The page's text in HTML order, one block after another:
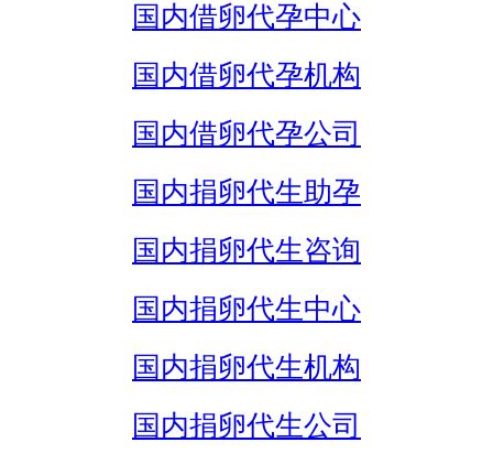
国内借卵代孕中心
国内借卵代孕机构
国内借卵代孕公司
国内捐卵代生助孕
国内捐卵代生咨询
国内捐卵代生中心
国内捐卵代生机构
国内捐卵代生公司